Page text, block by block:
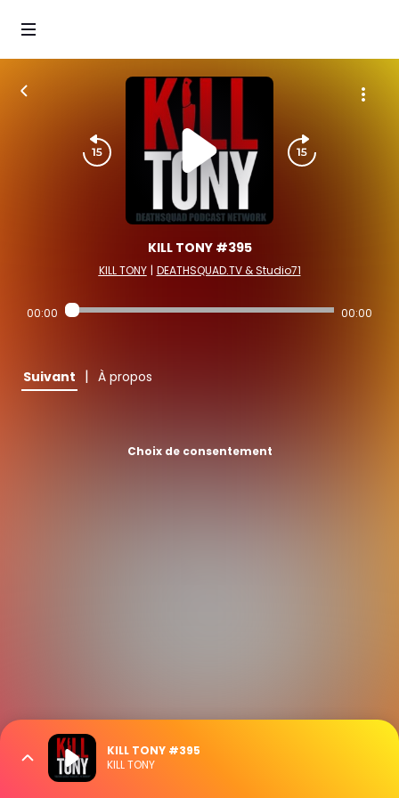
KILL TONY #395
KILL TONY | DEATHSQUAD.TV & Studio71
00:00 00:00
Suivant | À propos
Choix de consentement
KILL TONY #395
KILL TONY